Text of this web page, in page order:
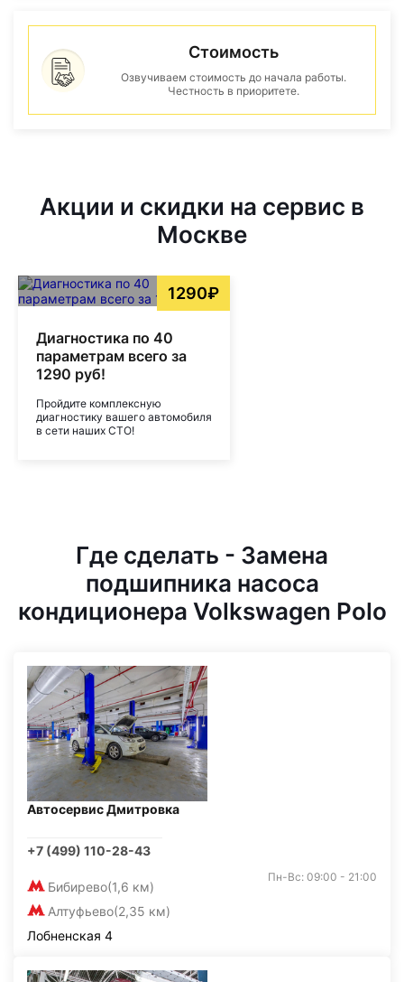
Стоимость
Озвучиваем стоимость до начала работы.
Честность в приоритете.
Акции и скидки на сервис в
Москве
1290₽
Диагностика по 40
параметрам всего за
1290 руб!
Пройдите комплексную
диагностику вашего автомобиля
в сети наших СТО!
Где сделать - Замена
подшипника насоса
кондиционера Volkswagen Polo
Автосервис Дмитровка
+7 (499) 110-28-43
Бибирево(1,6 км)
Алтуфьево(2,35 км)
Пн-Вс: 09:00 - 21:00
Лобненская 4